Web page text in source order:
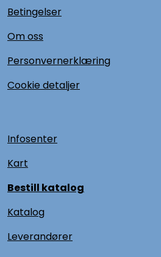
Betingelser
Om oss
Personvernerklæring
Cookie detaljer
Infosenter
Kart
Bestill katalog
Katalog
Leverandører